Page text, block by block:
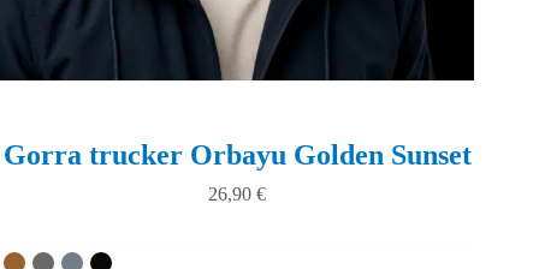
Gorra trucker Orbayu Golden Sunset
26,90€